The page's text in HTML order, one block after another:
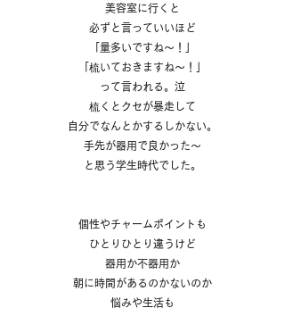
美容室に行くと
必ずと言っていいほど
「量多いですね〜！」
「梳いておきますね〜！」
って言われる。泣
梳くとクセが暴走して
自分でなんとかするしかない。
手先が器用で良かった〜
と思う学生時代でした。
個性やチャームポイントも
ひとりひとり違うけど
器用か不器用か
朝に時間があるのかないのか
悩みや生活も